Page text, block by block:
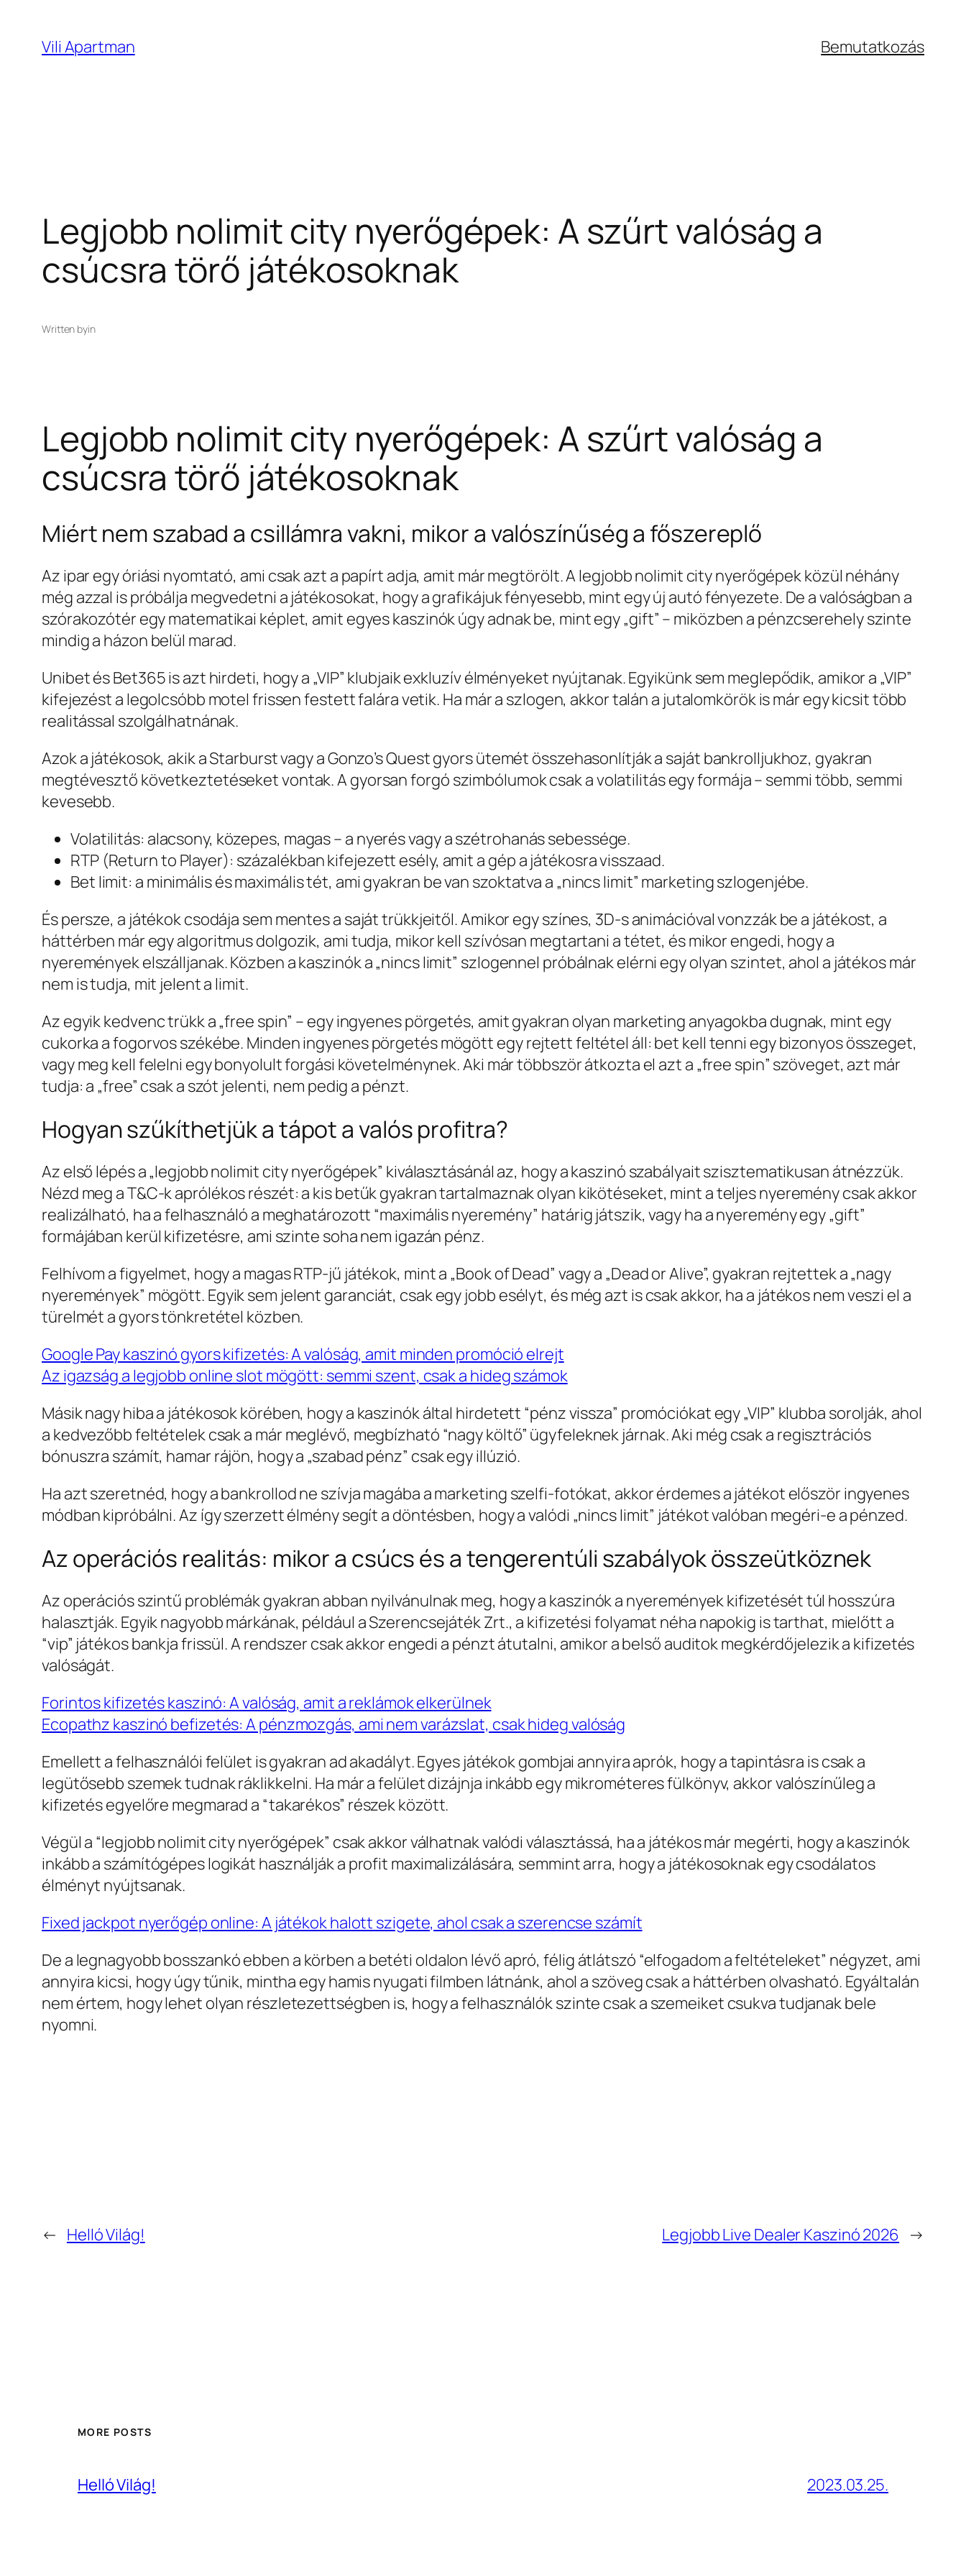
tartalomhoz
Vili Apartman Bemutatkozás
Legjobb nolimit city nyerőgépek: A szűrt valóság a
csúcsra törő játékosoknak
Written byin
Legjobb nolimit city nyerőgépek: A szűrt valóság a
csúcsra törő játékosoknak
Miért nem szabad a csillámra vakni, mikor a valószínűség a főszereplő
Az ipar egy óriási nyomtató, ami csak azt a papírt adja, amit már megtörölt. A legjobb nolimit city nyerőgépek közül néhány
még azzal is próbálja megvedetni a játékosokat, hogy a grafikájuk fényesebb, mint egy új autó fényezete. De a valóságban a
szórakozótér egy matematikai képlet, amit egyes kaszinók úgy adnak be, mint egy „gift” – miközben a pénzcserehely szinte
mindig a házon belül marad.
Unibet és Bet365 is azt hirdeti, hogy a „VIP” klubjaik exkluzív élményeket nyújtanak. Egyikünk sem meglepődik, amikor a „VIP”
kifejezést a legolcsóbb motel frissen festett falára vetik. Ha már a szlogen, akkor talán a jutalomkörök is már egy kicsit több
realitással szolgálhatnának.
Azok a játékosok, akik a Starburst vagy a Gonzo’s Quest gyors ütemét összehasonlítják a saját bankrolljukhoz, gyakran
megtévesztő következtetéseket vontak. A gyorsan forgó szimbólumok csak a volatilitás egy formája – semmi több, semmi
kevesebb.
Volatilitás: alacsony, közepes, magas – a nyerés vagy a szétrohanás sebessége.
RTP (Return to Player): százalékban kifejezett esély, amit a gép a játékosra visszaad.
Bet limit: a minimális és maximális tét, ami gyakran be van szoktatva a „nincs limit” marketing szlogenjébe.
És persze, a játékok csodája sem mentes a saját trükkjeitől. Amikor egy színes, 3D-s animációval vonzzák be a játékost, a
háttérben már egy algoritmus dolgozik, ami tudja, mikor kell szívósan megtartani a tétet, és mikor engedi, hogy a
nyeremények elszálljanak. Közben a kaszinók a „nincs limit” szlogennel próbálnak elérni egy olyan szintet, ahol a játékos már
nem is tudja, mit jelent a limit.
Az egyik kedvenc trükk a „free spin” – egy ingyenes pörgetés, amit gyakran olyan marketing anyagokba dugnak, mint egy
cukorka a fogorvos székébe. Minden ingyenes pörgetés mögött egy rejtett feltétel áll: bet kell tenni egy bizonyos összeget,
vagy meg kell felelni egy bonyolult forgási követelménynek. Aki már többször átkozta el azt a „free spin” szöveget, azt már
tudja: a „free” csak a szót jelenti, nem pedig a pénzt.
Hogyan szűkíthetjük a tápot a valós profitra?
Az első lépés a „legjobb nolimit city nyerőgépek” kiválasztásánál az, hogy a kaszinó szabályait szisztematikusan átnézzük.
Nézd meg a T&C-k aprólékos részét: a kis betűk gyakran tartalmaznak olyan kikötéseket, mint a teljes nyeremény csak akkor
realizálható, ha a felhasználó a meghatározott “maximális nyeremény” határig játszik, vagy ha a nyeremény egy „gift”
formájában kerül kifizetésre, ami szinte soha nem igazán pénz.
Felhívom a figyelmet, hogy a magas RTP-jű játékok, mint a „Book of Dead” vagy a „Dead or Alive”, gyakran rejtettek a „nagy
nyeremények” mögött. Egyik sem jelent garanciát, csak egy jobb esélyt, és még azt is csak akkor, ha a játékos nem veszi el a
türelmét a gyors tönkretétel közben.
Google Pay kaszinó gyors kifizetés: A valóság, amit minden promóció elrejt
Az igazság a legjobb online slot mögött: semmi szent, csak a hideg számok
Másik nagy hiba a játékosok körében, hogy a kaszinók által hirdetett “pénz vissza” promóciókat egy „VIP” klubba sorolják, ahol
a kedvezőbb feltételek csak a már meglévő, megbízható “nagy költő” ügyfeleknek járnak. Aki még csak a regisztrációs
bónuszra számít, hamar rájön, hogy a „szabad pénz” csak egy illúzió.
Ha azt szeretnéd, hogy a bankrollod ne szívja magába a marketing szelfi-fotókat, akkor érdemes a játékot először ingyenes
módban kipróbálni. Az így szerzett élmény segít a döntésben, hogy a valódi „nincs limit” játékot valóban megéri-e a pénzed.
Az operációs realitás: mikor a csúcs és a tengerentúli szabályok összeütköznek
Az operációs szintű problémák gyakran abban nyilvánulnak meg, hogy a kaszinók a nyeremények kifizetését túl hosszúra
halasztják. Egyik nagyobb márkának, például a Szerencsejáték Zrt., a kifizetési folyamat néha napokig is tarthat, mielőtt a
“vip” játékos bankja frissül. A rendszer csak akkor engedi a pénzt átutalni, amikor a belső auditok megkérdőjelezik a kifizetés
valóságát.
Forintos kifizetés kaszinó: A valóság, amit a reklámok elkerülnek
Ecopathz kaszinó befizetés: A pénzmozgás, ami nem varázslat, csak hideg valóság
Emellett a felhasználói felület is gyakran ad akadályt. Egyes játékok gombjai annyira aprók, hogy a tapintásra is csak a
legütősebb szemek tudnak ráklikkelni. Ha már a felület dizájnja inkább egy mikrométeres fülkönyv, akkor valószínűleg a
kifizetés egyelőre megmarad a “takarékos” részek között.
Végül a “legjobb nolimit city nyerőgépek” csak akkor válhatnak valódi választássá, ha a játékos már megérti, hogy a kaszinók
inkább a számítógépes logikát használják a profit maximalizálására, semmint arra, hogy a játékosoknak egy csodálatos
élményt nyújtsanak.
Fixed jackpot nyerőgép online: A játékok halott szigete, ahol csak a szerencse számít
De a legnagyobb bosszankó ebben a körben a betéti oldalon lévő apró, félig átlátszó “elfogadom a feltételeket” négyzet, ami
annyira kicsi, hogy úgy tűnik, mintha egy hamis nyugati filmben látnánk, ahol a szöveg csak a háttérben olvasható. Egyáltalán
nem értem, hogy lehet olyan részletezettségben is, hogy a felhasználók szinte csak a szemeiket csukva tudjanak bele
nyomni.
← Helló Világ! Legjobb Live Dealer Kaszinó 2026 →
MORE POSTS
Helló Világ! 2023.03.25.